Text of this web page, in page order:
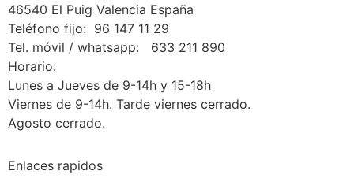
46540 El Puig Valencia España
Teléfono fijo: 96 147 11 29
Tel. móvil / whatsapp: 633 211 890
Horario:
Lunes a Jueves de 9-14h y 15-18h
Viernes de 9-14h. Tarde viernes cerrado.
Agosto cerrado.
Enlaces rapidos